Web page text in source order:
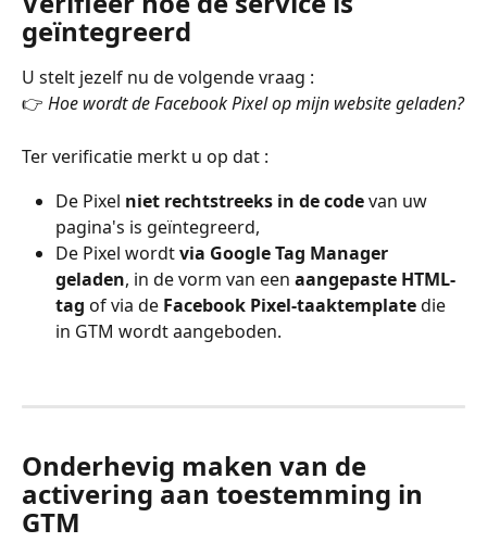
geïntegreerd
U stelt jezelf nu de volgende vraag :
👉 Hoe wordt de Facebook Pixel op mijn website geladen?
Ter verificatie merkt u op dat :
De Pixel niet rechtstreeks in de code van uw
pagina's is geïntegreerd,
De Pixel wordt via Google Tag Manager
geladen, in de vorm van een aangepaste HTML-
tag of via de Facebook Pixel-taaktemplate die
in GTM wordt aangeboden.
Onderhevig maken van de
activering aan toestemming in
GTM